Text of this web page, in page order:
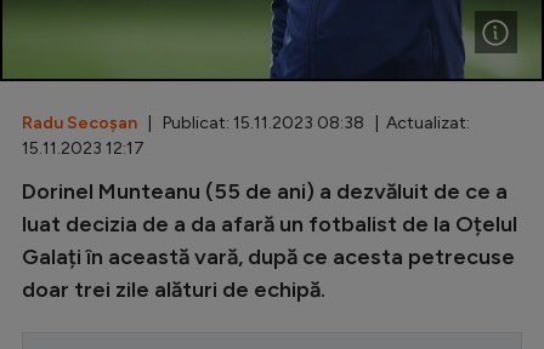
Europa League
Conference League
CM 2026
Radu Secoșan | Publicat: 15.11.2023 08:38 | Actualizat:
15.11.2023 12:17
Dorinel Munteanu (55 de ani) a dezvăluit de ce a
luat decizia de a da afară un fotbalist de la Oțelul
Galați în această vară, după ce acesta petrecuse
doar trei zile alături de echipă.